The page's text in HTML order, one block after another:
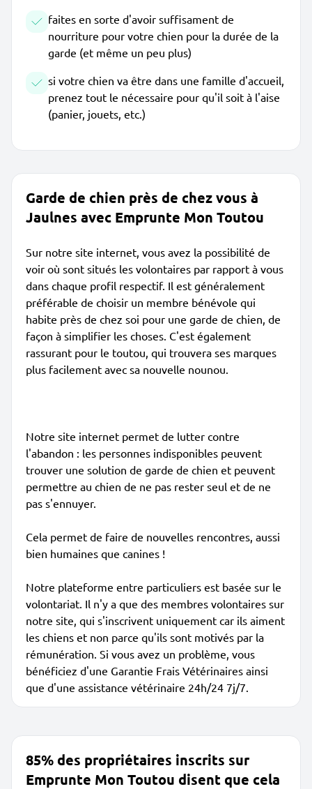
faites en sorte d'avoir suffisament de
nourriture pour votre chien pour la durée de la
garde (et même un peu plus)
si votre chien va être dans une famille d'accueil,
prenez tout le nécessaire pour qu'il soit à l'aise
(panier, jouets, etc.)
Garde de chien près de chez vous à
Jaulnes avec Emprunte Mon Toutou
Sur notre site internet, vous avez la possibilité de
voir où sont situés les volontaires par rapport à vous
dans chaque profil respectif. Il est généralement
préférable de choisir un membre bénévole qui
habite près de chez soi pour une garde de chien, de
façon à simplifier les choses. C'est également
rassurant pour le toutou, qui trouvera ses marques
plus facilement avec sa nouvelle nounou.
Notre site internet permet de lutter contre
l'abandon : les personnes indisponibles peuvent
trouver une solution de garde de chien et peuvent
permettre au chien de ne pas rester seul et de ne
pas s'ennuyer.
Cela permet de faire de nouvelles rencontres, aussi
bien humaines que canines !
Notre plateforme entre particuliers est basée sur le
volontariat. Il n'y a que des membres volontaires sur
notre site, qui s'inscrivent uniquement car ils aiment
les chiens et non parce qu'ils sont motivés par la
rémunération. Si vous avez un problème, vous
bénéficiez d'une Garantie Frais Vétérinaires ainsi
que d'une assistance vétérinaire 24h/24 7j/7.
85% des propriétaires inscrits sur
Emprunte Mon Toutou disent que cela